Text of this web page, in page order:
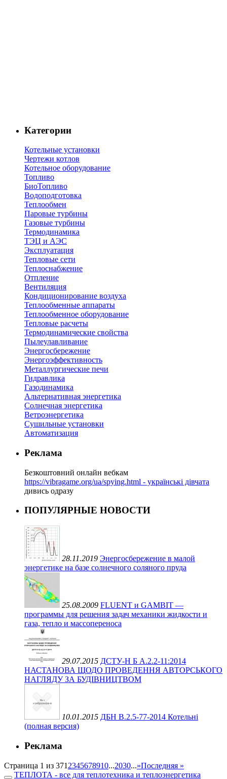
Категории
Котельные установки
Чертежи котлов
Котельное оборудование
Топливо
БиоТопливо
Водоподготовка
Теплообмен
Паровые турбины
Газовые турбины
Термодинамика
ТЭЦ и АЭС
Эксплуатация
Тепловые сети
Теплоснабжение
Отпление
Вентиляция
Кондиционирование воздуха
Теплообменные аппараты
Теплообменное оборудование
Тепловые расчеты
Термодинамические свойства
Пылеулавливание
Энергосбережение
Энергоэффективность
Металлургические печи
Гидравлика
Газодинамика
Альтернативная энергетика
Солнечная энергетика
Ветроэнергетика
Сушильные установки
Автоматизация
Реклама
Безкоштовний онлайн вебкам
https://vibragame.org/ua/spying.html - українські дівчата
дивись одразу
ПОПУЛЯРНЫЕ НОВОСТИ
28.11.2019 Энергосбережение в малой
энергетике на базе солнечного соляного пруда
25.08.2009 FLUENT и GAMBIT —
программы для решения задач механики жидкости и
газа, тепло и массопереноса
29.07.2015 ДСТУ-Н Б А.2.2-11:2014
НАСТАНОВА ЩОДО ПРОВЕДЕННЯ АВТОРСЬКОГО
НАГЛЯДУ ЗА БУДІВНИЦТВОМ
10.01.2015 ДБН В.2.5-77-2014 Котельні
(полная версия)
Реклама
Страница 1 из 371 2345678910...2030...»Последняя »
ТЕПЛОТА - все для теплотехника и теплоэнергетика